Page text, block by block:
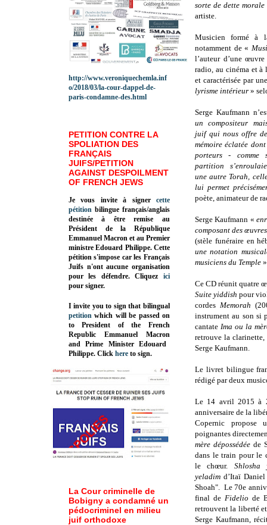
sorte de dette morale
artiste.
Musicien formé à
notamment de «
l’auteur d’une
radio, au cinéma et à
et caractérisée par
lyrisme intérieur »
Serge Kaufmann
un compositeur
juif qui nous offre
mémoire éclatée
porteurs - comme
partition
une autre Torah,
lui permet
poète, animateur de
Serge Kaufmann «
composant des
(stèle funéraire en
une notation
musiciens du Temple
Ce CD réunit quatre
Suite yiddish pour
cordes Memorah
instrument au son si
cantate Ima ou la
retrouve la
Serge Kaufmann.
Le livret bilingue
rédigé par deux
Le 14 avril 2015 à
anniversaire de la
Copernic propose
poignantes
mère dépossédée de
dans le train pour le
le chœur. Shlosha
yeladim d’Itaï
Shoah". Le 70e
final deFideliode
retrouvent la liberté
Serge Kaufmann,
http://www.veroniquechemla.inf
o/2018/03/la-cour-dappel-de-
paris-condamne-des.html
PETITION CONTRE LA
SPOLIATION DES
FRANÇAIS
JUIFS/PETITION
AGAINST DESPOILMENT
OF FRENCH JEWS
Je vous invite à signer cette
pétition bilingue français/anglais
destinée à être remise au
Président de la République
Emmanuel Macron et au Premier
ministre Edouard Philippe. Cette
pétition s'impose car les Français
Juifs n'ont aucune organisation
pour les défendre. Cliquez
ici
pour signer.
I invite you to sign that bilingual
petition which will be passed on
to President of the French
Republic Emmanuel Macron
and Prime MinisterEdouard
Philippe. Click here to sign.
La Cour criminelle de
Bobigny a condamné un
pédocriminel en milieu
juif orthodoxe